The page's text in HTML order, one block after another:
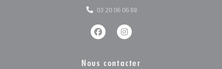
03 20 06 06 88
Facebook ((ouvre une nouvelle
Instagram ((ouvre une
Nous contacter